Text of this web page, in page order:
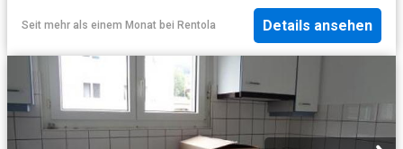
Seit mehr als einem Monat bei Rentola Details ansehen